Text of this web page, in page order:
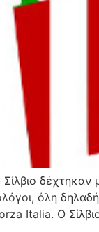
όλη
Italia. Ο